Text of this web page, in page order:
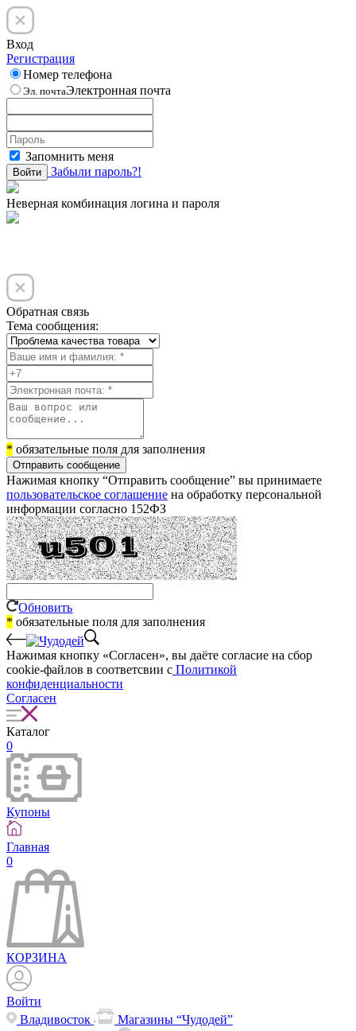
Вход
Регистрация
Номер телефона
Эл. почтаЭлектронная почта
Запомнить меня
Войти Забыли пароль?!
Неверная комбинация логина и пароля
Обратная связь
Тема сообщения:
* обязательные поля для заполнения
Отправить сообщение
Нажимая кнопку “Отправить сообщение” вы принимаете
пользовательское соглашение на обработку персональной
информации согласно 152ФЗ
Обновить
* обязательные поля для заполнения
Нажимая кнопку «Согласен», вы даёте cогласие на сбор
cookie-файлов в соответсвии с Политикой
конфиденциальности
Согласен
Каталог
0
Купоны
Главная
0
КОРЗИНА
Войти
Владивосток
Магазины “Чудодей”